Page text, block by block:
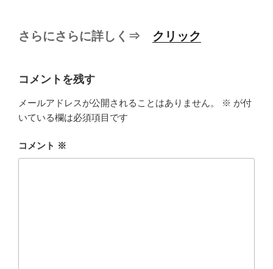
さらにさらに詳しく⇒ クリック
コメントを残す
メールアドレスが公開されることはありません。 ※ が付
いている欄は必須項目です
コメント ※